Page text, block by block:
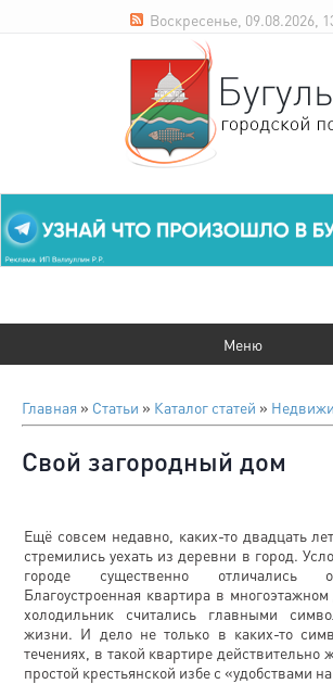
Воскресенье, 09.08.2026,
Главная » Статьи » Каталог статей »
Свой загородный дом
Ещё совсем недавно, каких-то двадцать
стремились уехать из деревни в город.
городе существенно отличались
Благоустроенная квартира в
холодильник считались главными
жизни. И дело не только в каких-то
течениях, в такой квартире действительно
простой крестьянской избе с «удобствами